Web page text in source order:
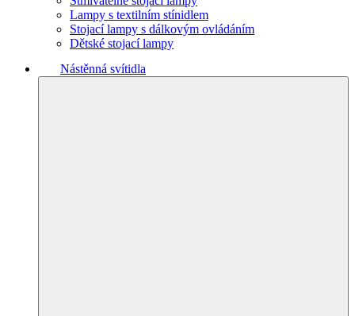
Lampy s textilním stínidlem
Stojací lampy s dálkovým ovládáním
Dětské stojací lampy
Nástěnná svítidla